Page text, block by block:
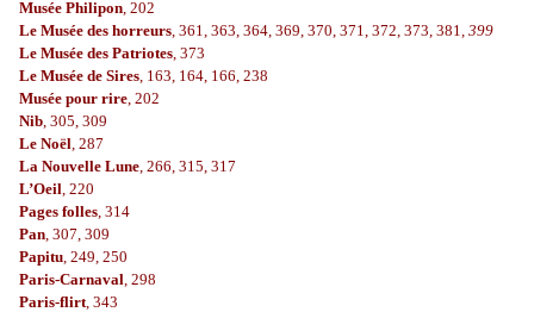
Musée Philipon, 202
Le Musée des horreurs, 361, 363, 364, 369, 370, 371, 372, 373, 381, 399
Le Musée des Patriotes, 373
Le Musée de Sires, 163, 164, 166, 238
Musée pour rire, 202
Nib, 305, 309
Le Noël, 287
La Nouvelle Lune, 266, 315, 317
L’Oeil, 220
Pages folles, 314
Pan, 307, 309
Papitu, 249, 250
Paris-Carnaval, 298
Paris-flirt, 343